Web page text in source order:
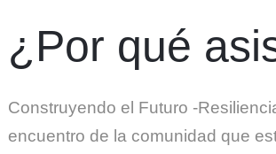
¿Por qué
Construyendo el Futuro -
encuentro de la comunidad que